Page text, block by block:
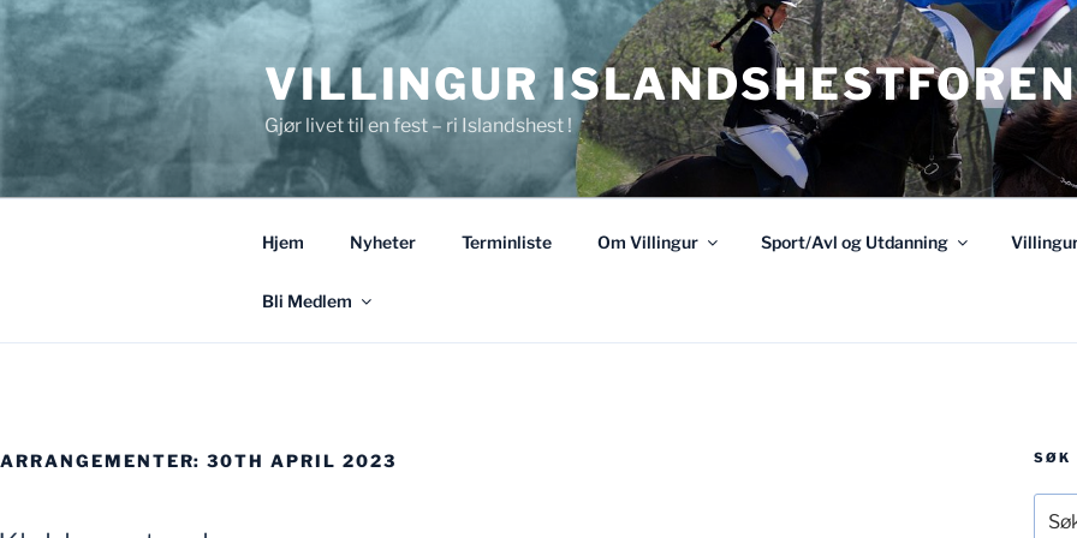
Gå
innhold
VILLINGUR
Gjør livet til en fest – ri Islandshest !
Hjem Nyheter Terminliste Om Villingur Sport/Avl og Utdanning
Bli Medlem
ARRANGEMENTER: 30TH APRIL 2023 SØK